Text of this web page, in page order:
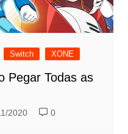
Switch XONE
Pegar Todas as
2020 0